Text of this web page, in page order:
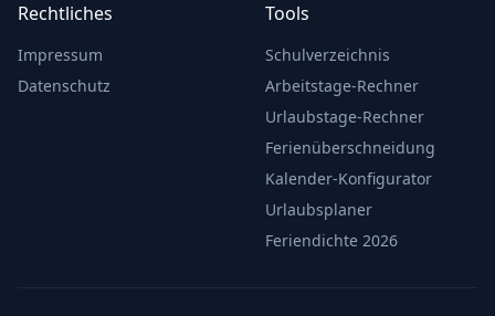
Rechtliches
Impressum
Datenschutz
Tools
Schulverzeichnis
Arbeitstage-Rechner
Urlaubstage-Rechner
Ferienüberschneidung
Kalender-Konfigurator
Urlaubsplaner
Feriendichte 2026